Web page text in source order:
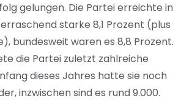
gelungen. Die Partei erreichte in
starke 8,1 Prozent (plus
bundesweit waren es 8,8 Prozent.
die Partei zuletzt zahlreiche
dieses Jahres hatte sie noch
inzwischen sind es rund 9.000.